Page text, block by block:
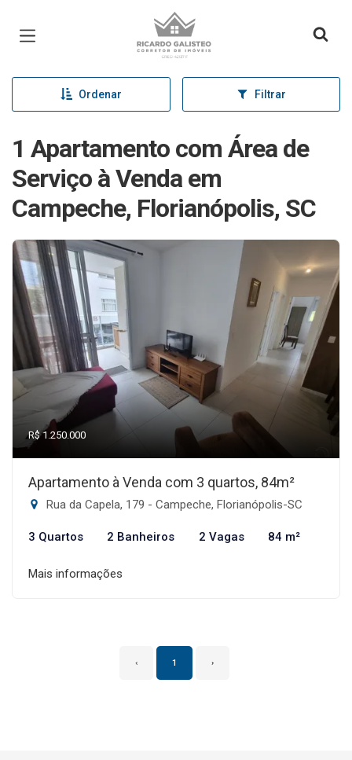
Página inicial
Ordenar Filtrar
1 Apartamento com Área de
Serviço à Venda em
Campeche, Florianópolis, SC
R$ 1.250.000
Apartamento à Venda com 3 quartos, 84m²
Rua da Capela, 179 - Campeche, Florianópolis-SC
3 Quartos 2 Banheiros 2 Vagas 84 m²
Mais informações
‹ 1 ›